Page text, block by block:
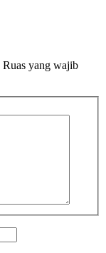
Ruas yang wajib